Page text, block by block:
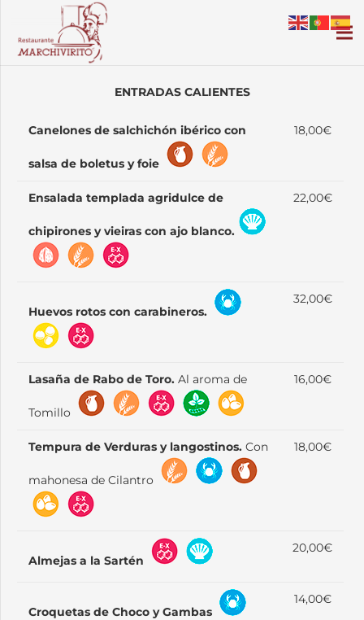
ENTRADAS CALIENTES
Canelones de salchichón ibérico con
salsa de boletus y foie
18,00€
Ensalada templada agridulce de
chipirones y vieiras con ajo blanco.
22,00€
Huevos rotos con carabineros.
32,00€
Lasaña de Rabo de Toro. Al aroma de
Tomillo
16,00€
Tempura de Verduras y langostinos. Con
mahonesa de Cilantro
18,00€
Almejas a la Sartén
20,00€
Croquetas de Choco y Gambas
14,00€